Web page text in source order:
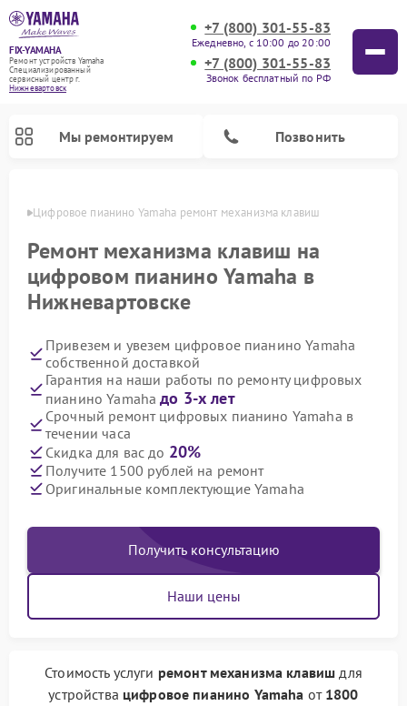
FIX-YAMAHA
Ремонт устройств Yamaha
Специализированный
cервисный центр г.
Нижневартовск
+7 (800) 301-55-83
Ежедневно, с 10:00 до 20:00
+7 (800) 301-55-83
Звонок бесплатный по РФ
Мы ремонтируем Позвонить
Цифровое пианино Yamaha ремонт механизма клавиш
Ремонт механизма клавиш на
цифровом пианино Yamaha в
Нижневартовске
Привезем и увезем цифровое пианино Yamaha
собственной доставкой
Гарантия на наши работы по ремонту цифровых
пианино Yamahaдо 3-х лет
Срочный ремонт цифровых пианино Yamaha в
течении часа
Скидка для вас до 20%
Получите 1500 рублей на ремонт
Оригинальные комплектующие Yamaha
Получить консультацию
Наши цены
Стоимость услуги ремонт механизма клавиш для
устройства цифровое пианино Yamaha от 1800